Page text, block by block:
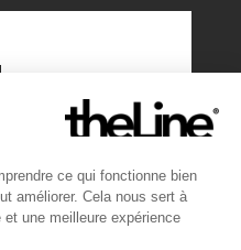
ce qui fonctionne bien
améliorer. Cela nous sert à
une meilleure expérience